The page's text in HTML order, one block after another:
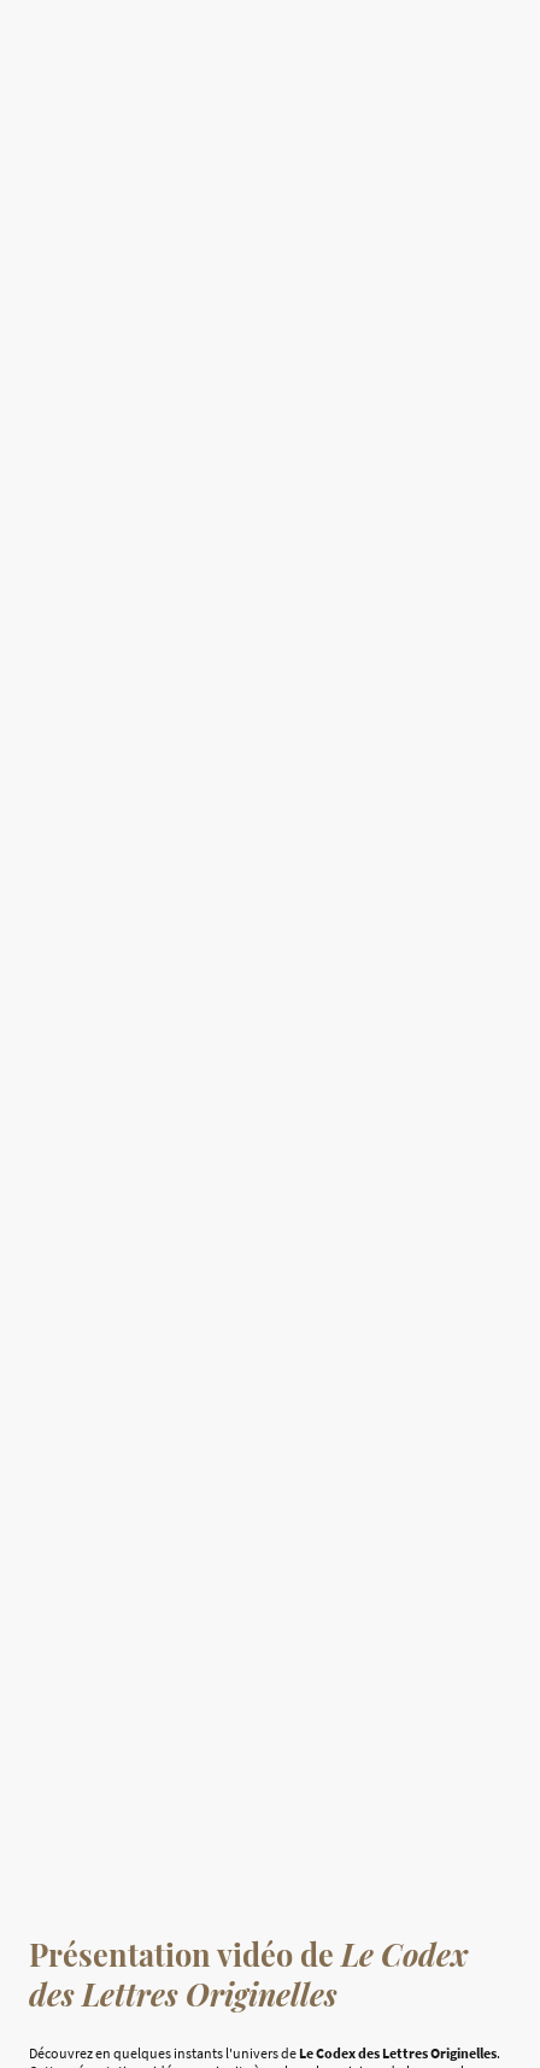
Présentation vidéo de Le Codex
des Lettres Originelles
Découvrez en quelques instants l'univers de Le Codex des Lettres Originelles.